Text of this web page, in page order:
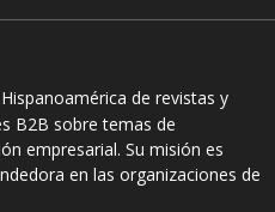
de revistas y
B2B sobre temas de
empresarial. Su misión es
en las organizaciones de